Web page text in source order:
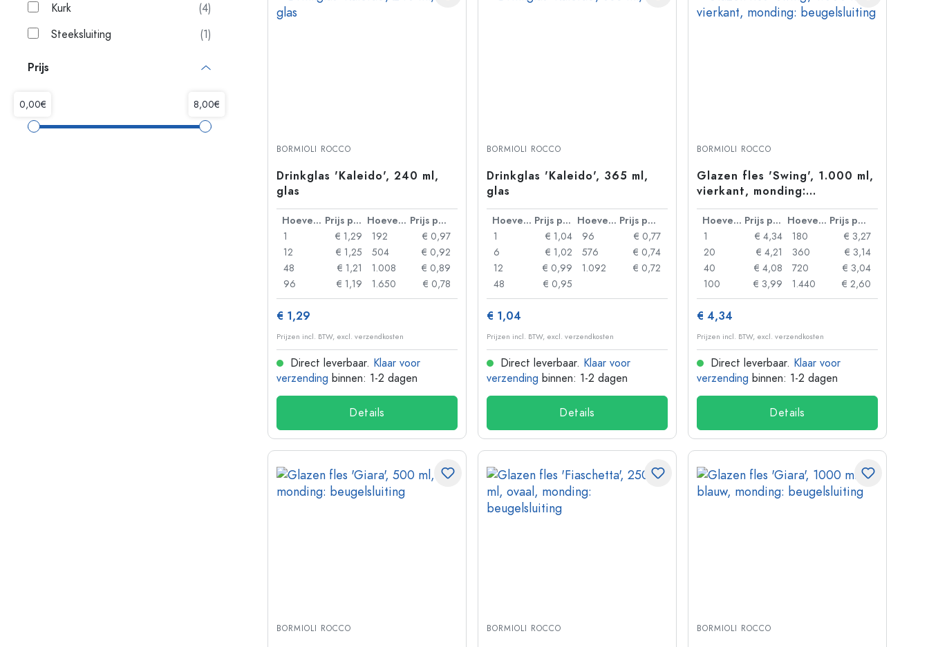
Kurk
(4)
Steeksluiting
(1)
Prijs
BORMIOLI ROCCO
Drinkglas 'Kaleido', 240 ml,
glas
Hoeveelheid Prijs per eenheid Hoeveelheid
Prijs per eenheid
1
€ 1,29
12
€ 1,25
48
€ 1,21
96
€ 1,19
192
€ 0,97
504
€ 0,92
1.008
€ 0,89
1.650
€ 0,78
€ 1,29
Prijzen incl. BTW, excl. verzendkosten
Direct leverbaar. Klaar voor
verzending binnen: 1-2 dagen
Details
BORMIOLI ROCCO
Drinkglas 'Kaleido', 365 ml,
glas
Hoeveelheid Prijs per eenheid Hoeveelheid
Prijs per eenheid
1
€ 1,04
6
€ 1,02
12
€ 0,99
48
€ 0,95
96
€ 0,77
576
€ 0,74
1.092
€ 0,72
€ 1,04
Prijzen incl. BTW, excl. verzendkosten
Direct leverbaar. Klaar voor
verzending binnen: 1-2 dagen
Details
BORMIOLI ROCCO
Glazen fles 'Swing', 1.000 ml,
vierkant, monding:
beugelsluiting
Hoeveelheid Prijs per eenheid Hoeveelheid
Prijs per eenheid
1
€ 4,34
20
€ 4,21
40
€ 4,08
100
€ 3,99
180
€ 3,27
360
€ 3,14
720
€ 3,04
1.440
€ 2,60
€ 4,34
Prijzen incl. BTW, excl. verzendkosten
Direct leverbaar. Klaar voor
verzending binnen: 1-2 dagen
Details
BORMIOLI ROCCO BORMIOLI ROCCO BORMIOLI ROCCO